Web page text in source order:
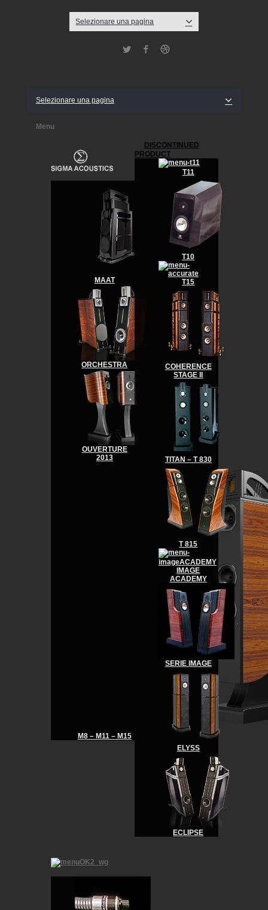
Selezionare una pagina
Twitter Facebook
Selezionare una pagina
Menu
MAAT
ORCHESTRA
OUVERTURE
2013
M8 – M11 – M15
DISCONTINUED
PRODUCT
T11
T10
T15
COHERENCE
STAGE II
TITAN – T 830
T 815
IMAGE
ACADEMY
SERIE IMAGE
ELYSS
ECLIPSE